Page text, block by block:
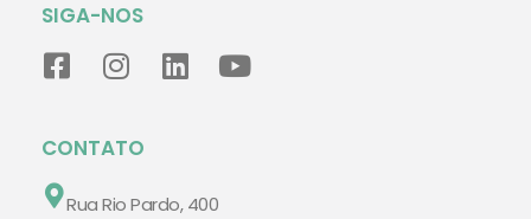
SIGA-NOS
CONTATO
Rua Rio Pardo, 400